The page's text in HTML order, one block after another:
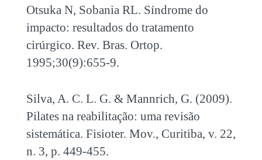
Otsuka N, Sobania RL. Síndrome do
impacto: resultados do tratamento
cirúrgico. Rev. Bras. Ortop.
1995;30(9):655-9.
Silva, A. C. L. G. & Mannrich, G. (2009).
Pilates na reabilitação: uma revisão
sistemática. Fisioter. Mov., Curitiba, v. 22,
n. 3, p. 449-455.